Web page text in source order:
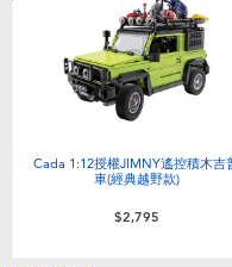
Cada 1:12授權JIMNY遙控積木吉
車(經典越野款)
$2,795